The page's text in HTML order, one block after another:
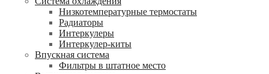
Низкотемпературные термостаты
Радиаторы
Интеркулеры
Интеркулер-киты
Впускная система
Фильтры в штатное место